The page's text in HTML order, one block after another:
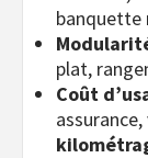
banquette
plat,
Coût